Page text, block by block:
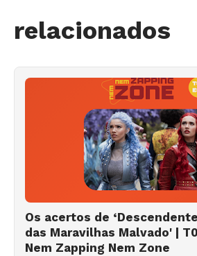
relacionados
Os acertos de
das Maravilhas Malvado' |
Nem Zapping Nem Zone